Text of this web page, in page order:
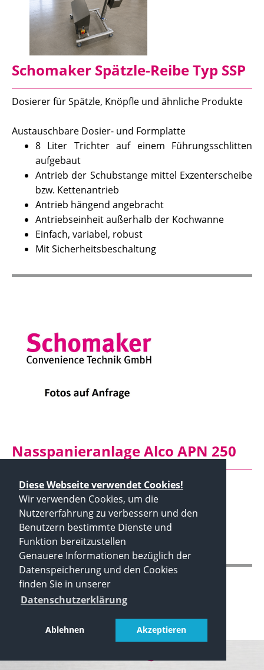
Diese Webseite verwendet Cookies!
Wir verwenden Cookies, um die
Nutzererfahrung zu verbessern und den
Benutzern bestimmte Dienste und
Funktion bereitzustellen
Genauere Informationen bezüglich der
Datenspeicherung und den Cookies
finden Sie in unserer
Datenschutzerklärung
Ablehnen Akzeptieren
Schomaker Spätzle-Reibe Typ SSP
Dosierer für Spätzle, Knöpfle und ähnliche Produkte
Austauschbare Dosier- und Formplatte
8 Liter Trichter auf einem Führungsschlitten
aufgebaut
Antrieb der Schubstange mittel Exzenterscheibe
bzw. Kettenantrieb
Antrieb hängend angebracht
Antriebseinheit außerhalb der Kochwanne
Einfach, variabel, robust
Mit Sicherheitsbeschaltung
Nasspanieranlage Alco APN 250
Nasspanieranlage Alco APN 250, gebraucht
- Durchlaufanlage
- 250 mm Bandbreite
- Baujahr 2002
- Gewicht 120 kg